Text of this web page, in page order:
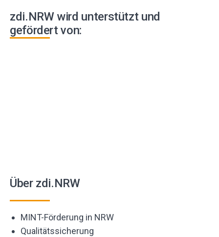
zdi.NRW wird unterstützt und
gefördert von:
Über zdi.NRW
MINT-Förderung in NRW
Qualitätssicherung